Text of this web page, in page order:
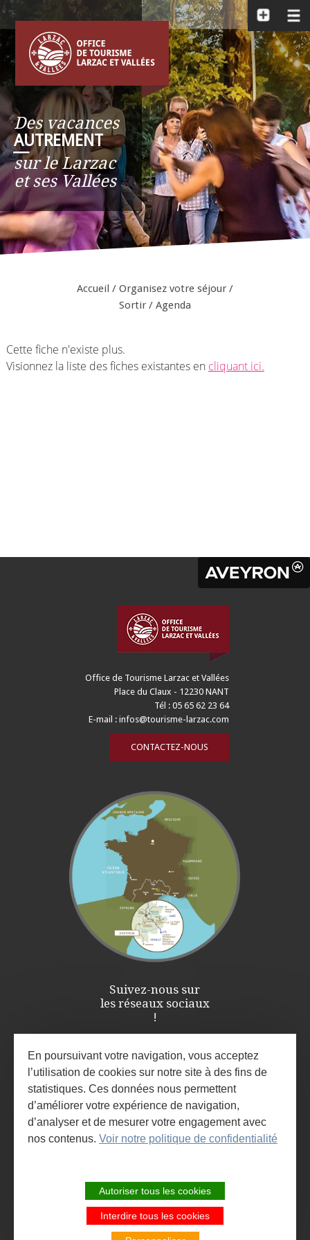
Des vacances
AUTREMENT
__
sur le Larzac
et ses Vallées
Accueil / Organisez votre séjour /
Sortir / Agenda
Cette fiche n'existe plus.
Visionnez la liste des fiches existantes en cliquant ici.
Office de Tourisme Larzac et Vallées
Place du Claux - 12230 NANT
Tél : 05 65 62 23 64
E-mail :infos@tourisme-larzac.com
CONTACTEZ-NOUS
Suivez-nous sur
les réseaux sociaux
!
INSCRIVEZ-VOUS À LA NEWSLETTER
ET À L'AGENDA DES ANIMATIONS
SITE DE LA COMMUNAUTÉ DE
COMMUNES LARZAC ET VALLÉES
En poursuivant votre navigation, vous acceptez
l’utilisation de cookies sur notre site à des fins de
statistiques. Ces données nous permettent
d’améliorer votre expérience de navigation,
d’analyser et de mesurer votre engagement avec
nos contenus. Voir notre politique de confidentialité
Autoriser tous les cookies
Interdire tous les cookies